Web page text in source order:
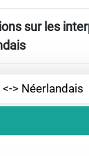
sur les
<-> Néerlandais